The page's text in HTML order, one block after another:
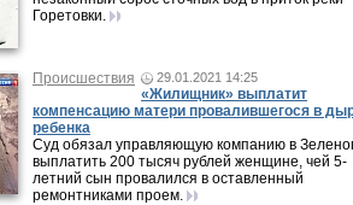
Горетовки.
Происшествия 29.01.2021 14:25
«Жилищник» выплатит
компенсацию матери провалившегося в
ребенка
Суд обязал управляющую компанию в
выплатить 200 тысяч рублей женщине, чей 5-
летний сын провалился в оставленный
ремонтниками проем.